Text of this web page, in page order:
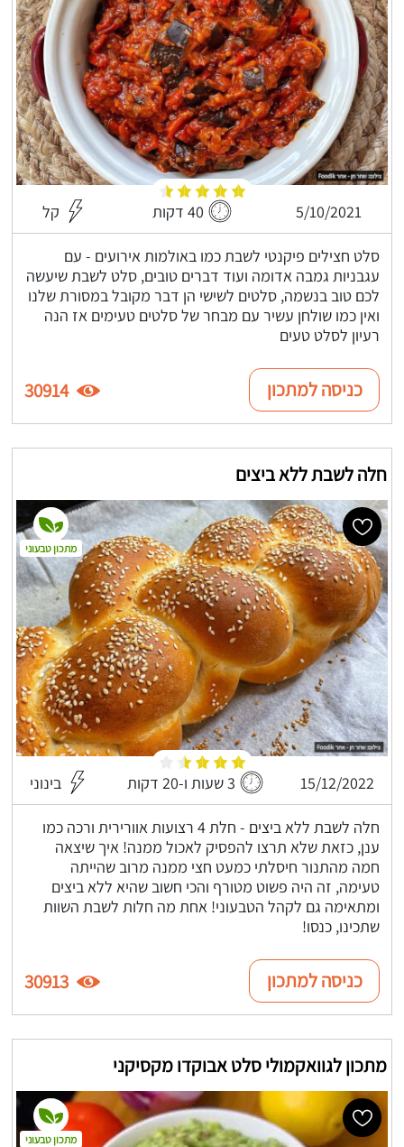
5/10/2021 40 דקות קל
סלט חצילים פיקנטי לשבת כמו באולמות אירועים - עם
עגבניות גמבה אדומה ועוד דברים טובים, סלט לשבת שיעשה
לכם טוב בנשמה, סלטים לשישי הן דבר מקובל במסורת שלנו
ואין כמו שולחן עשיר עם מבחר של סלטים טעימים אז הנה
רעיון לסלט טעים
כניסה למתכון 30914
חלה לשבת ללא ביצים
15/12/2022 3 שעות ו-20 דקות בינוני
חלה לשבת ללא ביצים - חלת 4 רצועות אוורירית ורכה כמו
ענן, כזאת שלא תרצו להפסיק לאכול ממנה! איך שיצאה
חמה מהתנור חיסלתי כמעט חצי ממנה מרוב שהייתה
טעימה, זה היה פשוט מטורף והכי חשוב שהיא ללא ביצים
ומתאימה גם לקהל הטבעוני! אחת מה חלות לשבת השוות
שתכינו, כנסו!
מתכון טבעוני
כניסה למתכון 30913
מתכון לגוואקמולי סלט אבוקדו מקסיקני
מתכון טבעוני